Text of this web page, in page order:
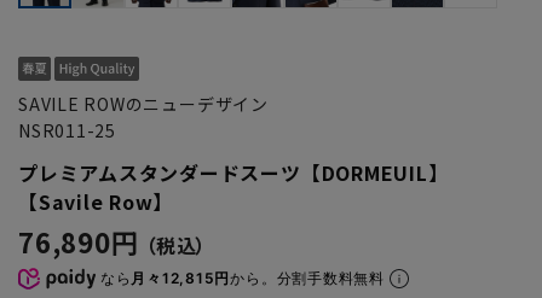
SAVILE ROWのニューデザイン
NSR011-25
プレミアムスタンダードスーツ【DORMEUIL】
【Savile Row】
76,890円
なら 月々12,815円から。分割手数料無料